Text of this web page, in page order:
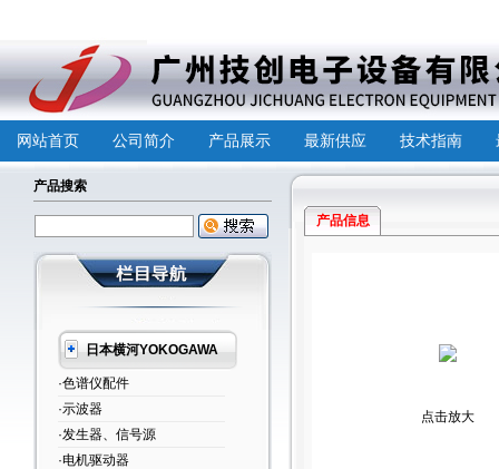
网站首页 公司简介 产品展示 最新供应 技术指南
产品搜索
日本横河YOKOGAWA
·色谱仪配件
·示波器
·发生器、信号源
·电机驱动器
产品信息
点击放大